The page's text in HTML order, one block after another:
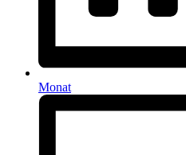
Monat